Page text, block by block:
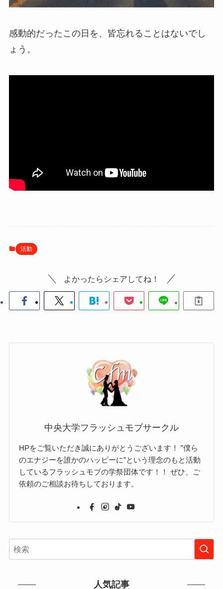
感動的だったこの日を、皆忘れることはないでし
ょう。
活動
よかったらシェアしてね！
中央大学フラッシュモブサークル
HPをご覧いただき誠にありがとうございます！ ”僕ら
のエナジーを誰かのハッピーに”という理念のもと活動
しているフラッシュモブの学祭団体です！！ ぜひ、ご
依頼のご相談お待ちしております。
人気記事